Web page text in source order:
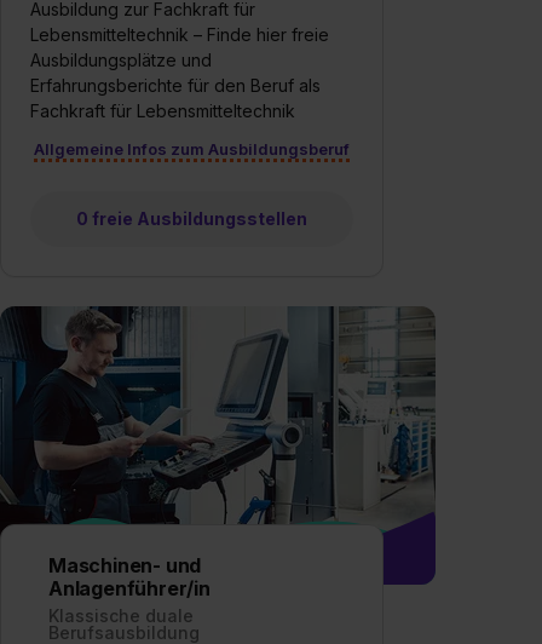
Ausbildung zur Fachkraft für
Lebensmitteltechnik – Finde hier freie
Ausbildungsplätze und
Erfahrungsberichte für den Beruf als
Fachkraft für Lebensmitteltechnik
Allgemeine Infos zum Ausbildungsberuf
0 freie Ausbildungsstellen
Maschinen- und
Anlagenführer/in
Klassische duale
Berufsausbildung